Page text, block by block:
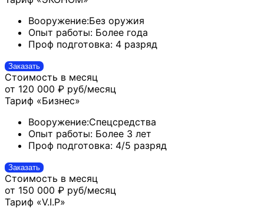
Вооружение:Без оружия
Опыт работы: Более года
Проф подготовка: 4 разряд
Заказать
Стоимость в месяц
от 120 000 ₽ руб/месяц
Тариф «Бизнес»
Вооружение:Спецсредства
Опыт работы: Более 3 лет
Проф подготовка: 4/5 разряд
Заказать
Стоимость в месяц
от 150 000 ₽ руб/месяц
Тариф «V.I.P»